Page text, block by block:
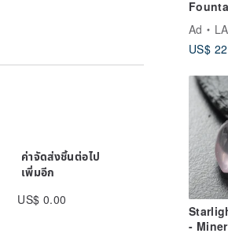
Vivid
Ad
US$
-
projects such as
contact us and
cat hairs. If you are
it before placing an
platforms for
tell me
ค่าจัดส่งชิ้นต่อไป
เพิ่มอีก
US$ 0.00